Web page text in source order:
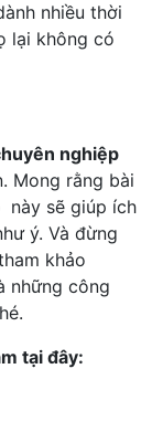
nhiều thời
lại không có
nghiệp
Mong rằng bài
này sẽ giúp ích
ý. Và đừng
khảo
những công
tại đây: